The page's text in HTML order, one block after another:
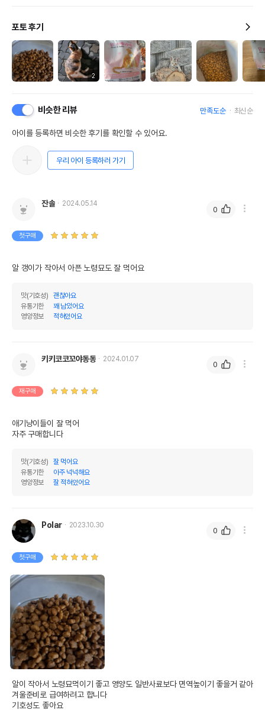
포토 후기
2
비슷한 리뷰 만족도순 최신순
아이를 등록하면 비슷한 후기를 확인할 수 있어요.
우리 아이 등록하러 가기
잔솔 2024.05.14
첫구매
알 갱이가 작아서 아픈 노령묘도 잘 먹어요
맛(기호성)
괜찮아요
유통기한
꽤 남았어요
영양정보
적혀있어요
0
키키코코꼬야동동 2024.01.07
재구매
애기냥이들이 잘 먹어
자주 구매합니다
맛(기호성)
잘 먹어요
유통기한
아주 넉넉해요
영양정보
잘 적혀있어요
0
Polar 2023.10.30
첫구매
알이 작아서 노령묘먹이기 좋고 영양도 일반사료보다 면역높이기 좋을거 같아
겨울준비로 급여하려고 합니다
기호성도 좋아요
0